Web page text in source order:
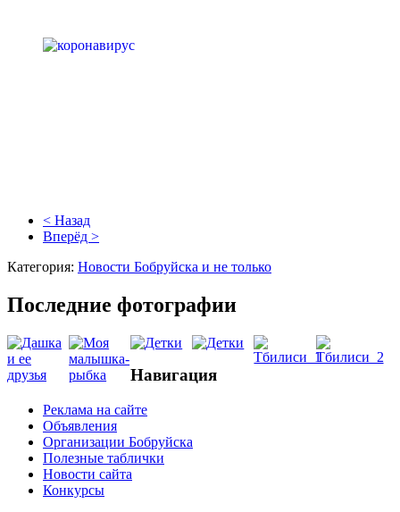
< Назад
Вперёд >
Категория: Новости Бобруйска и не только
Последние фотографии
Навигация
Реклама на сайте
Объявления
Организации Бобруйска
Полезные таблички
Новости сайта
Конкурсы